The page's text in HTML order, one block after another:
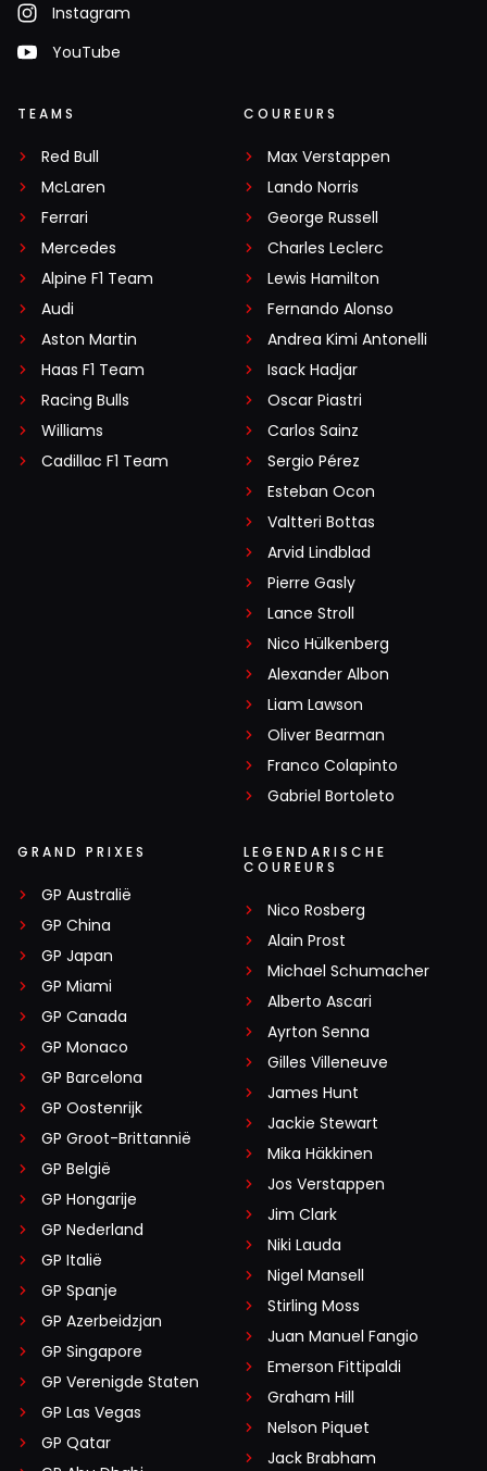
Instagram
YouTube
TEAMS
Red Bull
McLaren
Ferrari
Mercedes
Alpine F1 Team
Audi
Aston Martin
Haas F1 Team
Racing Bulls
Williams
Cadillac F1 Team
COUREURS
Max Verstappen
Lando Norris
George Russell
Charles Leclerc
Lewis Hamilton
Fernando Alonso
Andrea Kimi Antonelli
Isack Hadjar
Oscar Piastri
Carlos Sainz
Sergio Pérez
Esteban Ocon
Valtteri Bottas
Arvid Lindblad
Pierre Gasly
Lance Stroll
Nico Hülkenberg
Alexander Albon
Liam Lawson
Oliver Bearman
Franco Colapinto
Gabriel Bortoleto
GRAND PRIXES
GP Australië
GP China
GP Japan
GP Miami
GP Canada
GP Monaco
GP Barcelona
GP Oostenrijk
GP Groot-Brittannië
GP België
GP Hongarije
GP Nederland
GP Italië
GP Spanje
GP Azerbeidzjan
GP Singapore
GP Verenigde Staten
GP Las Vegas
GP Qatar
LEGENDARISCHE
COUREURS
Nico Rosberg
Alain Prost
Michael Schumacher
Alberto Ascari
Ayrton Senna
Gilles Villeneuve
James Hunt
Jackie Stewart
Mika Häkkinen
Jos Verstappen
Jim Clark
Niki Lauda
Nigel Mansell
Stirling Moss
Juan Manuel Fangio
Emerson Fittipaldi
Graham Hill
Nelson Piquet
Jack Brabham